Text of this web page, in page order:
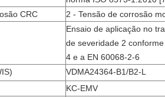
CRC
2 - Tensão de corrosão
Ensaio de aplicação no
de severidade 2
4 e a EN 60068-2-6
VDMA24364-B1/B2-L
KC-EMV